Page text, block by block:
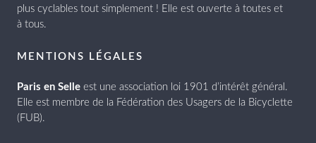
plus cyclables tout simplement ! Elle est ouverte à toutes et
à tous.
MENTIONS LÉGALES
Paris en Selle est une association loi 1901 d’intérêt général.
Elle est membre de la Fédération des Usagers de la Bicyclette
(FUB).